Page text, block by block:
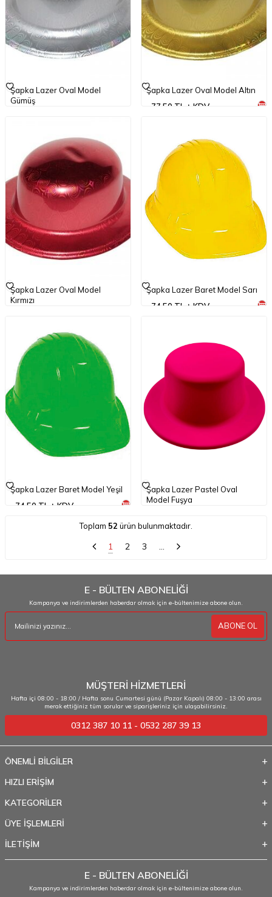
Şapka Lazer Oval Model
Gümüş
Şapka Lazer Oval Model Altın
77,50 TL KDV
Şapka Lazer Oval Model
Kırmızı
Şapka Lazer Baret Model Sarı
74,50 TL KDV
Şapka Lazer Baret Model Yeşil
74,50 TL KDV
Şapka Lazer Pastel Oval
Model Fuşya
Toplam 52 ürün bulunmaktadır.
1 2 3 …
E - BÜLTEN ABONELİĞİ
Kampanya ve indirimlerden haberdar olmak için e-bültenimize abone olun.
ABONE OL
MÜŞTERİ HİZMETLERİ
Hafta içi 08:00 - 18:00 / Hafta sonu Cumartesi günü (Pazar Kapalı) 08:00 - 13:00 arası
merak ettiğiniz tüm sorular ve siparişleriniz için ulaşabilirsiniz.
0312 387 10 11 - 0532 287 39 13
ÖNEMLİ BİLGİLER
HIZLI ERİŞİM
KATEGORİLER
ÜYE İŞLEMLERİ
İLETİŞİM
E - BÜLTEN ABONELİĞİ
Kampanya ve indirimlerden haberdar olmak için e-bültenimize abone olun.